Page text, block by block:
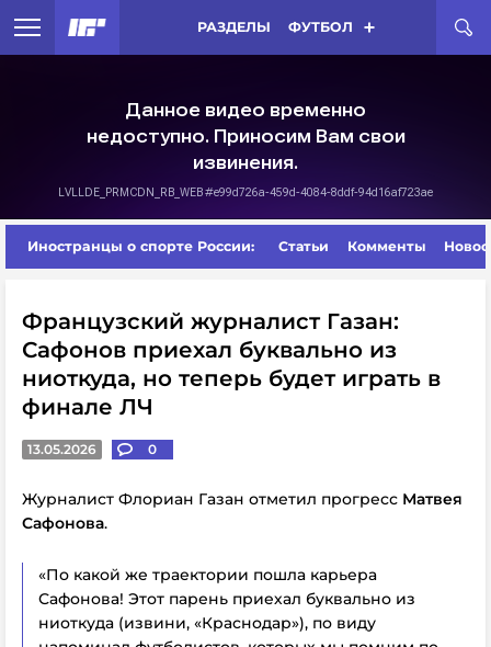
РАЗДЕЛЫ ФУТБОЛ
Иностранцы о спорте России: Статьи Комменты
Французский журналист Газан:
Сафонов приехал буквально из
ниоткуда, но теперь будет играть в
финале ЛЧ
13.05.2026 0
Журналист Флориан Газан отметил прогресс Матвея
Сафонова.
«По какой же траектории пошла карьера
Сафонова! Этот парень приехал буквально из
ниоткуда (извини, «Краснодар»), по виду